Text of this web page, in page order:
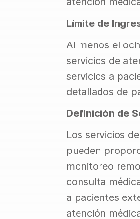
Límite de
Al menos el
servicios de
servicios a
detallados de
Definición de
Los servicios
pueden
monitoreo
consulta
a pacientes
atención